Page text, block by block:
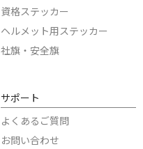
資格ステッカー
ヘルメット用ステッカー
社旗・安全旗
サポート
よくあるご質問
お問い合わせ